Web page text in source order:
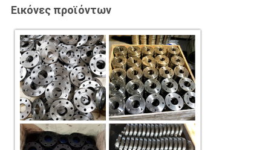
Εικόνες προϊόντων